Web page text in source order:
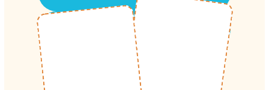
Написать в WhatsApp